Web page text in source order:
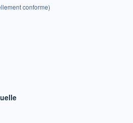
conforme)